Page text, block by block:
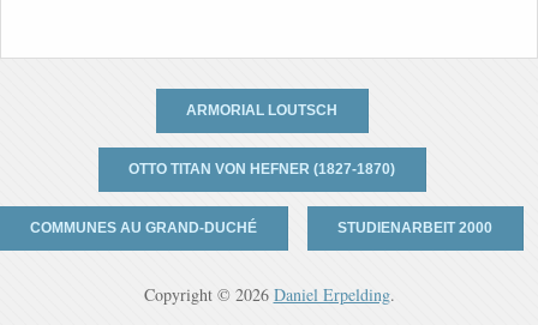
ARMORIAL LOUTSCH
OTTO TITAN VON HEFNER (1827-1870)
COMMUNES AU GRAND-DUCHÉ STUDIENARBEIT 2000
Copyright © 2026 Daniel Erpelding.